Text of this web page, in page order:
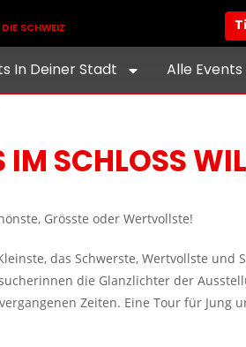
SCHWEIZ
In Deiner Stadt Alle Events
SCHLOSS
Grösste oder Wertvollste!
das Schwerste, Wertvollste
die Glanzlichter der
Zeiten. Eine Tour für Jung